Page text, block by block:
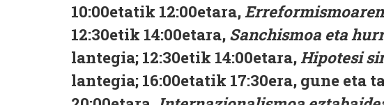
10:00etatik 12:00etara,
12:30etik 14:00etara, Sanchismoa eta
lantegia; 12:30etik 14:00etara, Hipotesi
lantegia; 16:00etatik 17:30era, gune eta